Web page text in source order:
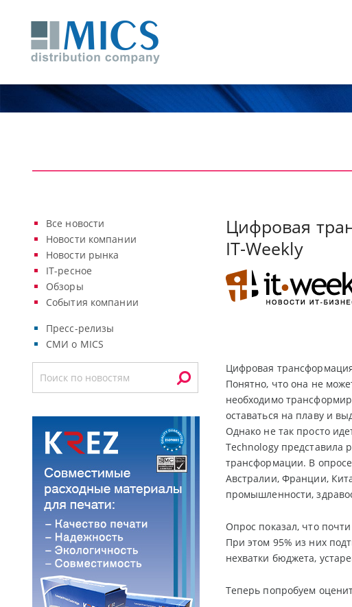
Все новости
Новости компании
Новости рынка
IT-ресное
Обзоры
События компании
Пресс-релизы
СМИ о MICS
Цифровая
IT-Weekly
Цифровая
Понятно, что она не
необходимо
оставаться на плаву и
Однако не так просто
Technology представила
трансформации. В
Австралии, Франции,
промышленности,
Опрос показал, что
При этом 95% из них
нехватки бюджета,
Теперь попробуем